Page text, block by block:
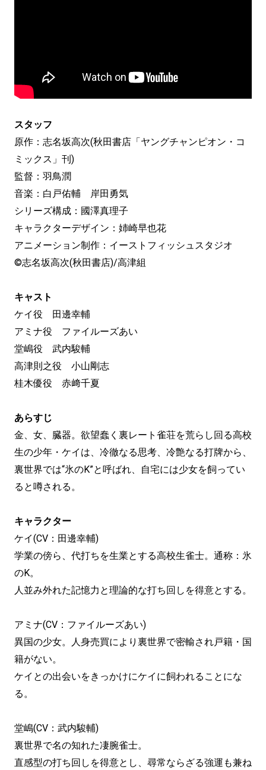
スタッフ
原作：志名坂高次(秋田書店「ヤングチャンピオン・コ
ミックス」刊)
監督：羽鳥潤
音楽：白戸佑輔 岸田勇気
シリーズ構成：國澤真理子
キャラクターデザイン：姉崎早也花
アニメーション制作：イーストフィッシュスタジオ
©志名坂高次(秋田書店)/高津組
キャスト
ケイ役 田邊幸輔
アミナ役 ファイルーズあい
堂嶋役 武内駿輔
高津則之役 小山剛志
桂木優役 赤﨑千夏
あらすじ
金、女、臓器。欲望蠢く裏レート雀荘を荒らし回る高校
生の少年・ケイは、冷徹なる思考、冷艶なる打牌から、
裏世界では“氷のK”と呼ばれ、自宅には少女を飼ってい
ると噂される。
キャラクター
ケイ(CV：田邊幸輔)
学業の傍ら、代打ちを生業とする高校生雀士。通称：氷
のK。
人並み外れた記憶力と理論的な打ち回しを得意とする。
アミナ(CV：ファイルーズあい)
異国の少女。人身売買により裏世界で密輸され戸籍・国
籍がない。
ケイとの出会いをきっかけにケイに飼われることにな
る。
堂嶋(CV：武内駿輔)
裏世界で名の知れた凄腕雀士。
直感型の打ち回しを得意とし、尋常ならざる強運も兼ね